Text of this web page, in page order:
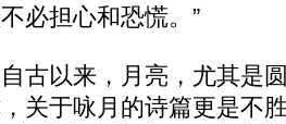
必担心和恐慌。”
以来，月亮，尤其是
关于咏月的诗篇更是不